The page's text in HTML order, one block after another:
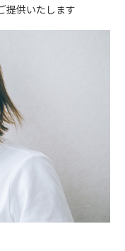
提供いたします